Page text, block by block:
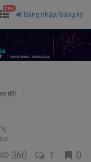
new
Đăng nhập/Đăng ký
dõi
360 1 0